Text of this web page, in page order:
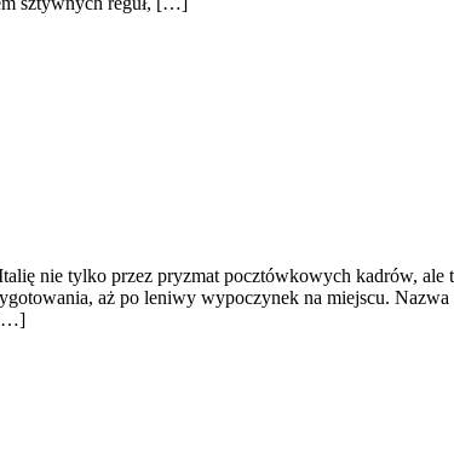
nie tylko przez pryzmat pocztówkowych kadrów,
aż po leniwy wypoczynek na miejscu. Nazwa
[…]